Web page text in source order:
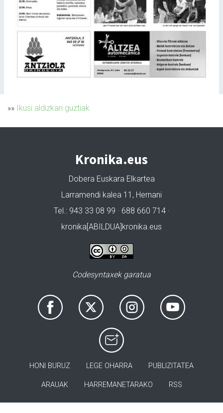
»» Ikusi aldizkari guztiak
Kronika.eus
Dobera Euskara Elkartea
Larramendi kalea 11, Hernani
Tel.: 943 33 08 99 · 688 660 714 ·
kronika[ABILDUA]kronika.eus
Codesyntaxek garatua
HONI BURUZ LEGE OHARRA PUBLIZITATEA
ARAUAK HARREMANETARAKO RSS